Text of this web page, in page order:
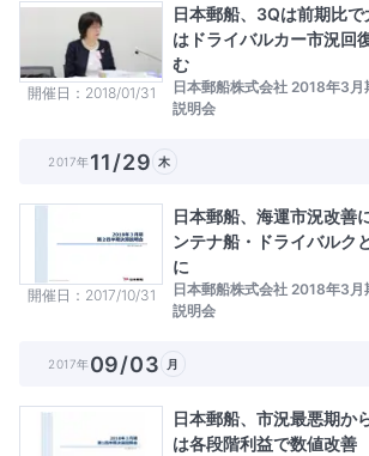
開催日 2018/01/31
日本郵船、3Qは前期比
はドライバルカー市況回
む
日本郵船株式会社 2018年3
説明会
2017年11/29 木
開催日 2017/10/31
日本郵船、海運市況改
ンテナ船・ドライバルク
に
日本郵船株式会社 2018年3
説明会
2017年09/03 月
日本郵船、市況最悪期
は各段階利益で数値改善